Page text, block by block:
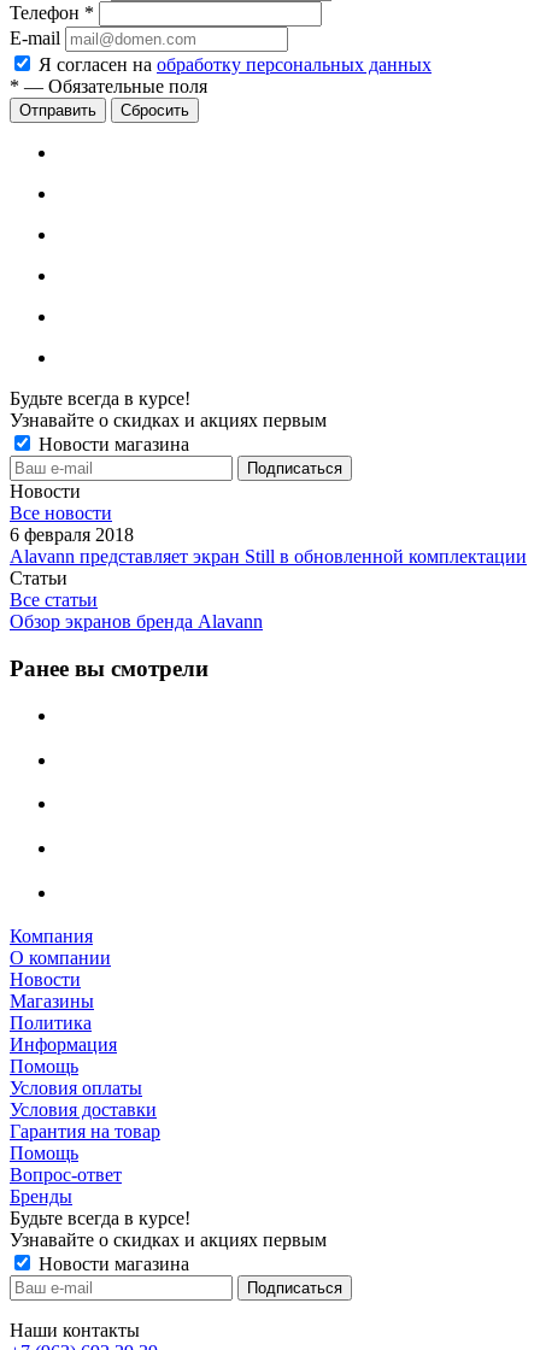
Телефон *
E-mail
Я согласен на обработку персональных данных
* — Обязательные поля
Сбросить
Будьте всегда в курсе!
Узнавайте о скидках и акциях первым
Новости магазина
Новости
Все новости
6 февраля 2018
Alavann представляет экран Still в обновленной комплектации
Статьи
Все статьи
Обзор экранов бренда Alavann
Ранее вы смотрели
Компания
О компании
Новости
Магазины
Политика
Информация
Помощь
Условия оплаты
Условия доставки
Гарантия на товар
Помощь
Вопрос-ответ
Бренды
Будьте всегда в курсе!
Узнавайте о скидках и акциях первым
Новости магазина
Наши контакты